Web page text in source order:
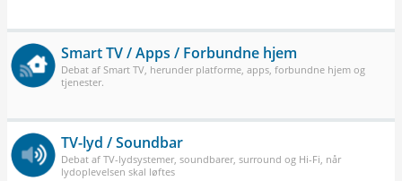
Smart TV / Apps / Forbundne hjem
Debat af Smart TV, herunder platforme, apps, forbundne hjem og
tjenester.
TV-lyd / Soundbar
Debat af TV-lydsystemer, soundbarer, surround og Hi-Fi, når
lydoplevelsen skal løftes